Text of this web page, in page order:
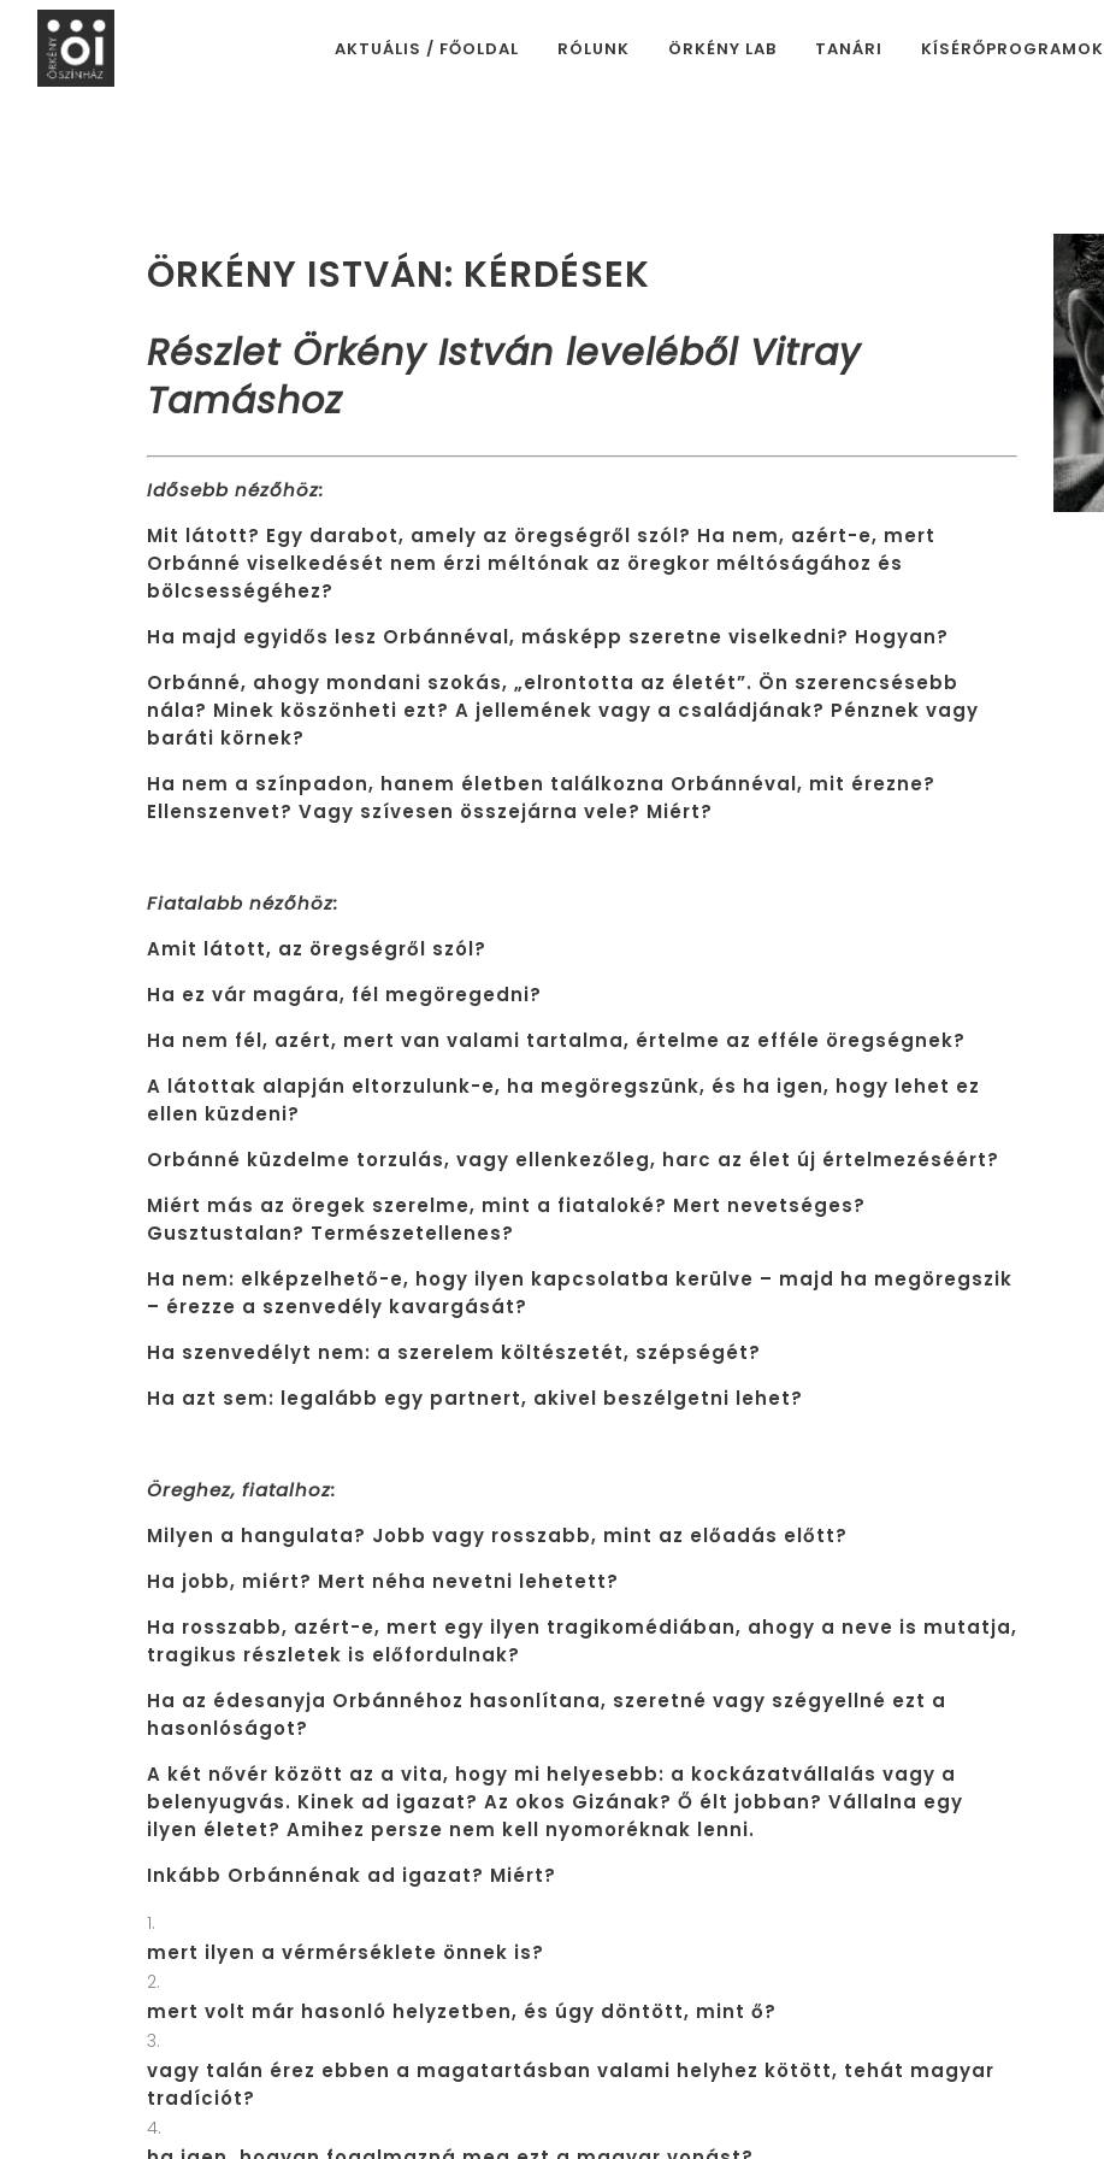
AKTUÁLIS / FŐOLDAL RÓLUNK ÖRKÉNY LAB TANÁRI KÍSÉRŐPROGRAMOK
ÖRKÉNY ISTVÁN: KÉRDÉSEK
Részlet Örkény István leveléből Vitray
Tamáshoz
Idősebb nézőhöz:
Mit látott? Egy darabot, amely az öregségről szól? Ha nem, azért-e, mert
Orbánné viselkedését nem érzi méltónak az öregkor méltóságához és
bölcsességéhez?
Ha majd egyidős lesz Orbánnéval, másképp szeretne viselkedni? Hogyan?
Orbánné, ahogy mondani szokás, „elrontotta az életét”. Ön szerencsésebb
nála? Minek köszönheti ezt? A jellemének vagy a családjának? Pénznek vagy
baráti körnek?
Ha nem a színpadon, hanem életben találkozna Orbánnéval, mit érezne?
Ellenszenvet? Vagy szívesen összejárna vele? Miért?
Fiatalabb nézőhöz:
Amit látott, az öregségről szól?
Ha ez vár magára, fél megöregedni?
Ha nem fél, azért, mert van valami tartalma, értelme az efféle öregségnek?
A látottak alapján eltorzulunk-e, ha megöregszünk, és ha igen, hogy lehet ez
ellen küzdeni?
Orbánné küzdelme torzulás, vagy ellenkezőleg, harc az élet új értelmezéséért?
Miért más az öregek szerelme, mint a fiataloké? Mert nevetséges?
Gusztustalan? Természetellenes?
Ha nem: elképzelhető-e, hogy ilyen kapcsolatba kerülve – majd ha megöregszik
– érezze a szenvedély kavargását?
Ha szenvedélyt nem: a szerelem költészetét, szépségét?
Ha azt sem: legalább egy partnert, akivel beszélgetni lehet?
Öreghez, fiatalhoz:
Milyen a hangulata? Jobb vagy rosszabb, mint az előadás előtt?
Ha jobb, miért? Mert néha nevetni lehetett?
Ha rosszabb, azért-e, mert egy ilyen tragikomédiában, ahogy a neve is mutatja,
tragikus részletek is előfordulnak?
Ha az édesanyja Orbánnéhoz hasonlítana, szeretné vagy szégyellné ezt a
hasonlóságot?
A két nővér között az a vita, hogy mi helyesebb: a kockázatvállalás vagy a
belenyugvás. Kinek ad igazat? Az okos Gizának? Ő élt jobban? Vállalna egy
ilyen életet? Amihez persze nem kell nyomoréknak lenni.
Inkább Orbánnénak ad igazat? Miért?
mert ilyen a vérmérséklete önnek is?
mert volt már hasonló helyzetben, és úgy döntött, mint ő?
vagy talán érez ebben a magatartásban valami helyhez kötött, tehát magyar
tradíciót?